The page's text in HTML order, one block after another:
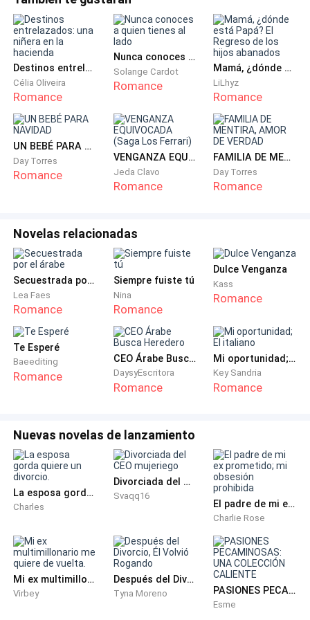
ir de la mano siempre, lo llevó a mantener la distancia
de ella para aguantarse en darle lo que su lobita tanto
buscaba con desdén.
Recordaba aún ese día en esa fiesta donde su amiga
se estaba casando con el amor de su vida.
Sabía que su lobita estaba molesta por las veces que
rechazó la oferta de verse a solas. Pero se conocía
perfectamente, aunque él fuese un caballero, también
tenía un lobo feroz en su interior, ese que sacaba
deseo.
Flashback
—¿Qué haces aquí? —Reclamo de brazos cruzados
Ámbar, en el baño de mujeres.
—Lobita, no te enojes.
—Puedo dar mi primer y cómo tú no quieres, pues
—Ambar, no me hagas molestar, te puedes asustar —
amenazó Julián.
—Yo solo deseo un beso y espero mucho por ti,
porque me gustas —hablo Ámbar con una carita
triste.
—No soy un chico que da un beso normal, Lobita —le
dijo Julián oliendo su cuello.
suficientemente grandes para tomar sus propias
decisiones. Sin embargo, no podía imaginar que esto se
saldría de control de esta manera.—Eso no cambia lo que
hizo mal. Se burló
Destinos entrelazados: una niñera en la hacienda
Célia Oliveira
Romance
Nunca conoces a quien tienes al lado
Solange Cardot
Romance
Mamá, ¿dónde está Papá? El Regreso de los hijos abanados
LiLhyz
Romance
UN BEBÉ PARA NAVIDAD
Day Torres
Romance
VENGANZA EQUIVOCADA (Saga Los Ferrari)
Jeda Clavo
Romance
FAMILIA DE MENTIRA, AMOR DE VERDAD
Day Torres
Romance
Novelas relacionadas
Secuestrada por el árabe
Lea Faes
Romance
Siempre fuiste tú
Nina
Romance
Dulce Venganza
Kass
Romance
Te Esperé
Baeediting
Romance
CEO Árabe Busca Heredero
DaysyEscritora
Romance
Mi oportunidad; El italiano
Key Sandria
Romance
Nuevas novelas de lanzamiento
La esposa gorda quiere un divorcio.
Charles
Divorciada del CEO mujeriego
Svaqq16
El padre de mi ex prometido; mi obsesión prohibida
Charlie Rose
Mi ex multimillonario me quiere de vuelta.
Virbey
Después del Divorcio, Él Volvió Rogando
Tyna Moreno PASIONES PECAMINOSAS: UNA COLECCIÓN CALIENTE
Esme